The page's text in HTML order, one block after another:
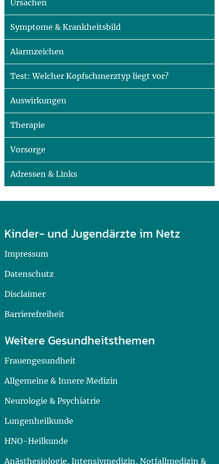
Ursachen
Symptome & Krankheitsbild
Alarmzeichen
Test: Welcher Kopfschmerztyp liegt vor?
Auswirkungen
Therapie
Vorsorge
Adressen & Links
Kinder- und Jugendärzte im Netz
Impressum
Datenschutz
Disclaimer
Barrierefreiheit
Weitere Gesundheitsthemen
Frauengesundheit
Allgemeine & Innere Medizin
Neurologie & Psychiatrie
Lungenheilkunde
HNO-Heilkunde
Anästhesiologie, Intensivmedizin, Notfallmedizin &